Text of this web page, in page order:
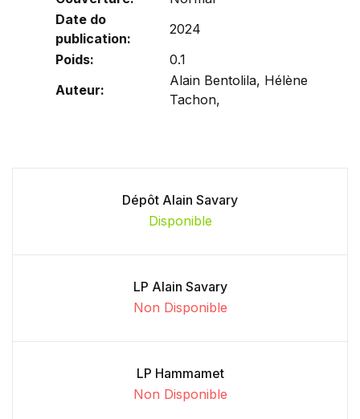
Date do
publication:
2024
Poids:
0.1
Auteur:
Alain Bentolila, Hélène
Tachon,
Dépôt Alain Savary
Disponible
LP Alain Savary
Non Disponible
LP Hammamet
Non Disponible